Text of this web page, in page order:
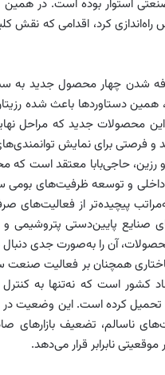
راه‌اندازی کرد، اقدامی که
شدن چهار محصول جدید به
همین دستاوردها باعث شده
محصولات جدید که مراحل
و فرصتی برای نمایش
حاجی‌بابا معتقد است که
و توسعه ظرفیت‌های بومی
پیچیده‌تر از فعالیت‌های
صنایع پایین‌دستی پتروشیمی
محصولات، آن را به‌صورت جدی
همچنان بر فعالیت صنعت
کشور است که نه‌تنها به
کرده است. این وضعیت در
ناسالم، تضعیف بازارهای
نابرابر قرار می‌دهد.